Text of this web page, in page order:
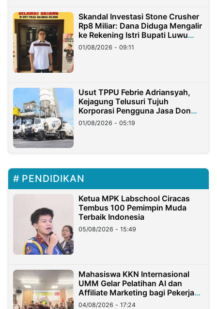
Skandal Investasi Stone Crusher
Rp8 Miliar: Dana Diduga Mengalir
ke Rekening Istri Bupati Luwu
Timur
01/08/2026 - 09:11
Usut TPPU Febrie Adriansyah,
Kejagung Telusuri Tujuh
Korporasi Pengguna Jasa Don
Ritto
01/08/2026 - 05:19
PENDIDIKAN
Ketua MPK Labschool Ciracas
Tembus 100 Pemimpin Muda
Terbaik Indonesia
05/08/2026 - 15:49
Mahasiswa KKN Internasional
UMM Gelar Pelatihan AI dan
Affiliate Marketing bagi Pekerja
Migran Indonesia di Taiwan
04/08/2026 - 17:24